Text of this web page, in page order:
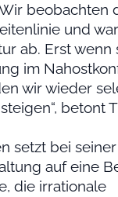
beobachten
und
ab. Erst wenn
im
wir wieder
betont
setzt bei seiner
auf eine
die irrationale